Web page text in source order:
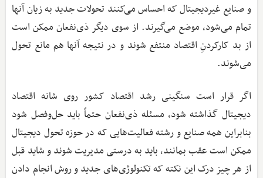
و صنایع غیردیجیتال که احساس می‌کنند تحولات جدید به زیان آنها
تمام می‌شود، موضع می‌گیرند. از سوی دیگر ذی‌نفعان ممکن است
از بد کارکردنِ اقتصاد منتفع شوند و در نتیجه آنها هم مانع تحول
می‌شوند.
اگر قرار است سنگینی رشد اقتصاد کشور روی شانه اقتصاد
دیجیتال گذاشته شود، مسئله ذی‌نفعان حتماً باید حل‌وفصل شود
بنابراین همه صنایع و رشته فعالیت‌هایی که در حوزه تحول دیجیتال
ممکن است عقب بمانند، باید به درستی مدیریت شوند و شاید قبل
از هر چیز درک این نکته که تکنولوژی‌های جدید و روش انجام دادن